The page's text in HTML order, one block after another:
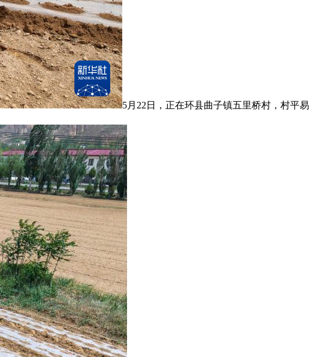
5月22日，正在环县曲子镇五里桥村，村平易